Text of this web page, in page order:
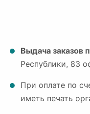
Выдача заказов
Республики, 83
При оплате по
иметь печать